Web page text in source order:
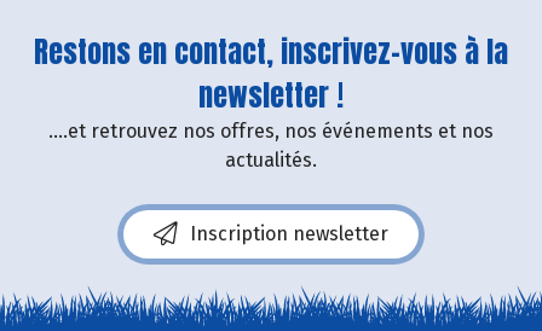
Restons en contact, inscrivez-vous à la
newsletter !
....et retrouvez nos offres, nos événements et nos
actualités.
Inscription newsletter